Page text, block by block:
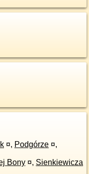
¤, Podgórze ¤,
Bony ¤, Sienkiewicza